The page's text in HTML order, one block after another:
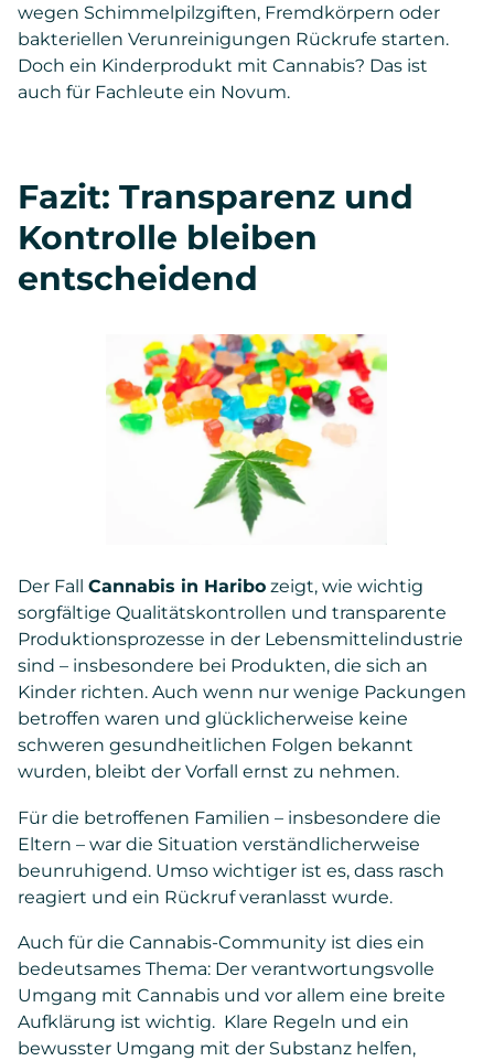
wegen Schimmelpilzgiften, Fremdkörpern oder
bakteriellen Verunreinigungen Rückrufe starten.
Doch ein Kinderprodukt mit Cannabis? Das ist
auch für Fachleute ein Novum.
Fazit: Transparenz und
Kontrolle bleiben
entscheidend
Der Fall Cannabis in Haribo zeigt, wie wichtig
sorgfältige Qualitätskontrollen und transparente
Produktionsprozesse in der Lebensmittelindustrie
sind – insbesondere bei Produkten, die sich an
Kinder richten. Auch wenn nur wenige Packungen
betroffen waren und glücklicherweise keine
schweren gesundheitlichen Folgen bekannt
wurden, bleibt der Vorfall ernst zu nehmen.
Für die betroffenen Familien – insbesondere die
Eltern – war die Situation verständlicherweise
beunruhigend. Umso wichtiger ist es, dass rasch
reagiert und ein Rückruf veranlasst wurde.
Auch für die Cannabis-Community ist dies ein
bedeutsames Thema: Der verantwortungsvolle
Umgang mit Cannabis und vor allem eine breite
Aufklärung ist wichtig. Klare Regeln und ein
bewusster Umgang mit der Substanz helfen,